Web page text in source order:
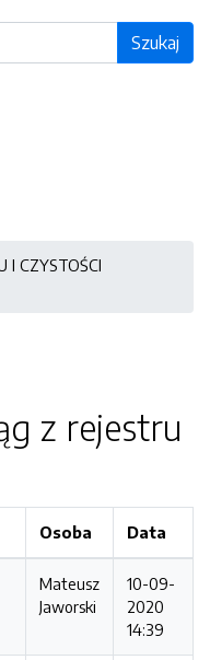
Szukaj
I CZYSTOŚCI
z rejestru
Osoba Data
Mateusz
Jaworski
10-09-
2020
14:39